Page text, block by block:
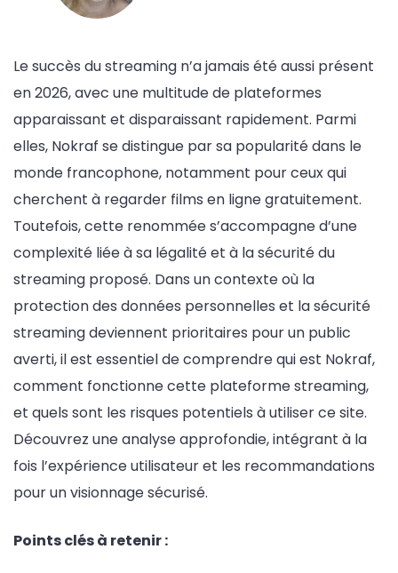
Le succès du streaming n’a jamais été aussi présent
en 2026, avec une multitude de plateformes
apparaissant et disparaissant rapidement. Parmi
elles, Nokraf se distingue par sa popularité dans le
monde francophone, notamment pour ceux qui
cherchent à regarder films en ligne gratuitement.
Toutefois, cette renommée s’accompagne d’une
complexité liée à sa légalité et à la sécurité du
streaming proposé. Dans un contexte où la
protection des données personnelles et la sécurité
streaming deviennent prioritaires pour un public
averti, il est essentiel de comprendre qui est Nokraf,
comment fonctionne cette plateforme streaming,
et quels sont les risques potentiels à utiliser ce site.
Découvrez une analyse approfondie, intégrant à la
fois l’expérience utilisateur et les recommandations
pour un visionnage sécurisé.
Points clés à retenir :